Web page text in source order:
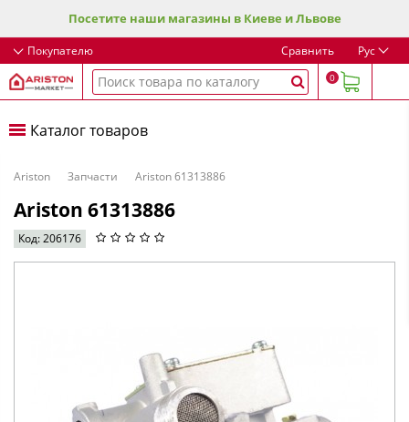
Посетите наши магазины в Киеве и Львове
Покупателю Сравнить Рус
0
Каталог товаров
Ariston Запчасти Ariston 61313886
Ariston 61313886
Код: 206176